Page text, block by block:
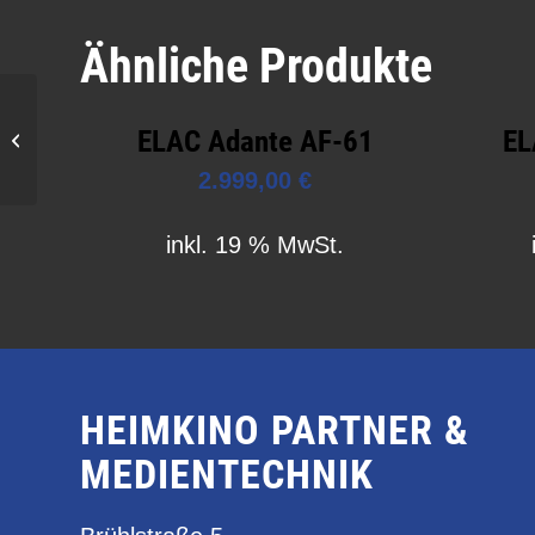
Ähnliche Produkte
ELAC Adante AF-61
2.999,00€
inkl. 19 % MwSt.
HEIMKINO PARTNER &
MEDIENTECHNIK
Garvan SIM112